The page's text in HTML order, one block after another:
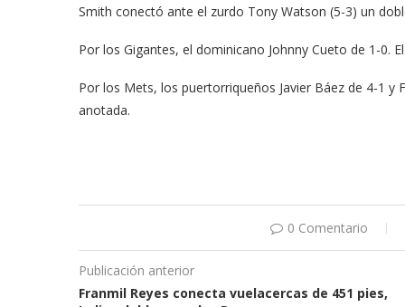
Smith conectó ante el zurdo Tony Watson (5-3) un
Por los Gigantes, el dominicano Johnny Cueto de 1-0.
Por los Mets, los puertorriqueños Javier Báez de 4-1 y
anotada.
0 Comentario
Publicación anterior
Franmil Reyes conecta vuelacercas de 451 pies,